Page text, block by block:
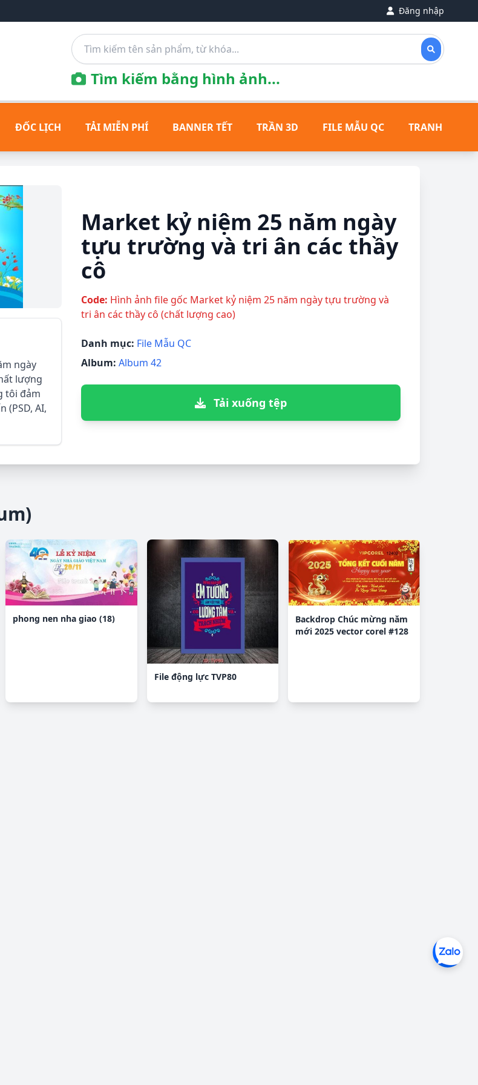
Đăng nhập
Tìm kiếm bằng hình ảnh...
ĐỐC LỊCH TẢI MIỄN PHÍ BANNER TẾT TRẦN 3D FILE MẪU QC TRANH ĐỒNG
ngày
lượng
tôi đảm
(PSD, AI,
Market kỷ niệm 25 năm ngày
tựu trường và tri ân các thầy
cô
Code: Hình ảnh file gốc Market kỷ niệm 25 năm ngày tựu trường và
tri ân các thầy cô (chất lượng cao)
Danh mục: File Mẫu QC
Album: Album 42
Tải xuống tệp
phong nen nha giao (18)
File động lực TVP80
Backdrop Chúc mừng năm
mới 2025 vector corel #128